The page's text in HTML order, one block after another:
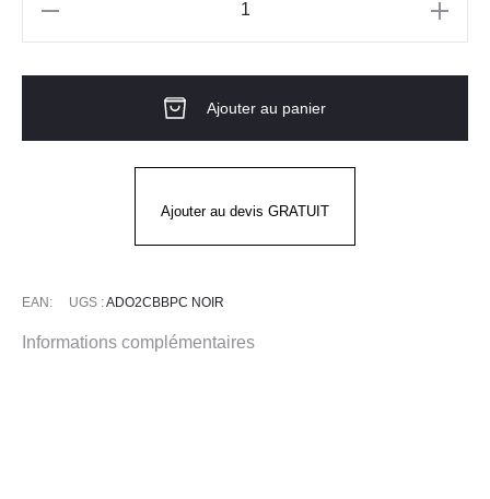
Cuisine
Ajouter au panier
Ajouter au devis GRATUIT
EAN: UGS :ADO2CBBPC NOIR
Informations complémentaires